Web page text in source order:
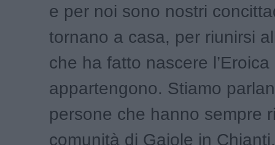
e per noi sono nostri
tornano a casa, per riunirsi
che ha fatto nascere
appartengono. Stiamo
persone che hanno sempre
comunità di Gaiole in